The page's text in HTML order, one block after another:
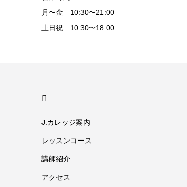
月〜金 10:30〜21:00
土日祝 10:30〜18:00
J.カレッジ案内
レッスンコース
講師紹介
アクセス